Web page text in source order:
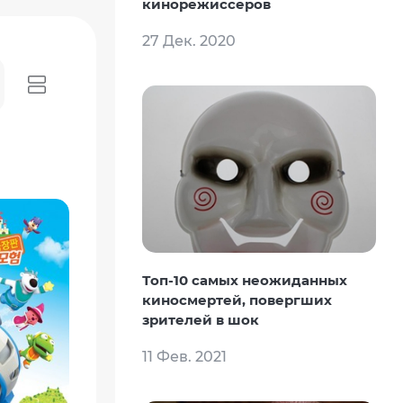
кинорежиссеров
27 Дек. 2020
Топ-10 самых неожиданных
киносмертей, повергших
зрителей в шок
11 Фев. 2021